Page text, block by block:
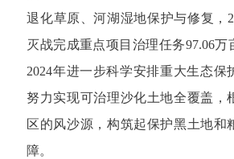
退化草原、河湖湿地保护与修复，
灭战完成重点项目治理任务97.06万
2024年进一步科学安排重大生态保
努力实现可治理沙化土地全覆盖，
区的风沙源，构筑起保护黑土地和
障。